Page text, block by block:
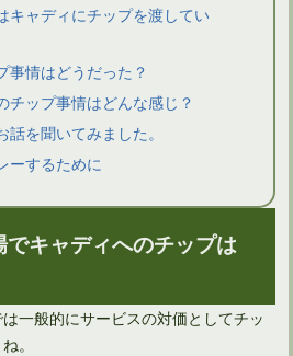
という道具がないことが問題！
ーパンツの着用は大丈夫なのか
キャディにチップを渡してい
事情はどうだった？
チップ事情はどんな感じ？
を聞いてみました。
ーするために
キャディへのチップは
一般的にサービスの対価としてチッ
。